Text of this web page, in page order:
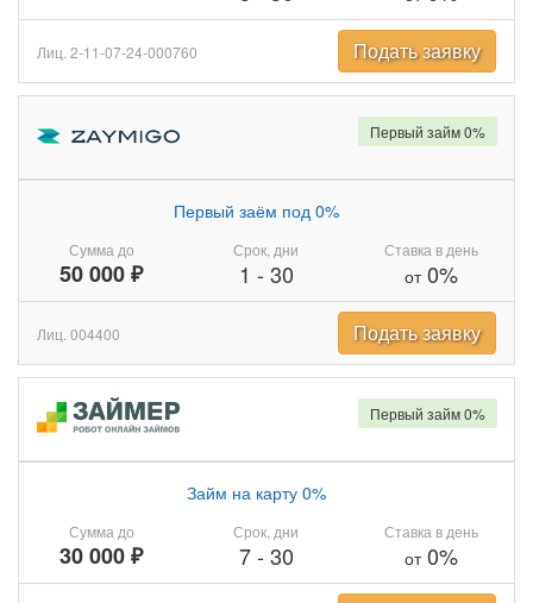
Лиц. 2-11-07-24-000760 Подать заявку
Сумма до
50 000 ₽
Первый заём под 0%
Срок, дни
1 - 30
Ставка в день
от0%
Первый займ 0%
Лиц. 004400 Подать заявку
Сумма до
30 000 ₽
Займ на карту 0%
Срок, дни
7- 30
Ставка в день
от0%
Первый займ 0%